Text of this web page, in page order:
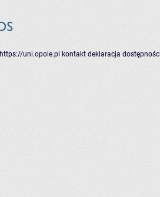
https://uni.opole.pl kontakt deklaracja